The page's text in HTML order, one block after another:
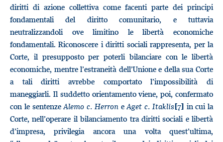
diritti di azione collettiva come facenti parte dei principi
fondamentali del diritto comunitario, e tuttavia
neutralizzandoli ove limitino le libertà economiche
fondamentali. Riconoscere i diritti sociali rappresenta, per la
Corte, il presupposto per poterli bilanciare con le libertà
economiche, mentre l’estraneità dell’Unione e della sua Corte
a tali diritti avrebbe comportato l’impossibilità di
maneggiarli. Il suddetto orientamento viene, poi, confermato
con le sentenzeAlemo c. HerroneAget c. Itaklis[7] in cui la
Corte, nell’operare il bilanciamento tra diritti sociali e libertà
d’impresa, privilegia ancora una volta quest’ultima,